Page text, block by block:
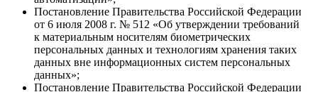
Постановление Правительства Российской Федерации
от 6 июля 2008 г. № 512 «Об утверждении требований
к материальным носителям биометрических
персональных данных и технологиям хранения таких
данных вне информационных систем персональных
данных»;
Постановление Правительства Российской Федерации